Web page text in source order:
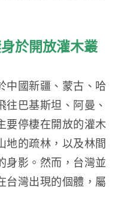
於開放灌木叢
中國新疆、蒙古、哈
巴基斯坦、阿曼、
要停棲在開放的灌木
地的疏林，以及林間
身影。然而，台灣並
台灣出現的個體，屬